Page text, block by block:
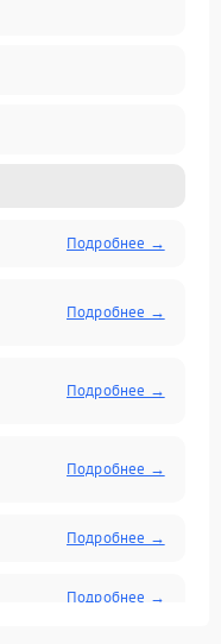
Подробнее →
Подробнее →
Подробнее →
Подробнее →
Подробнее →
Подробнее →